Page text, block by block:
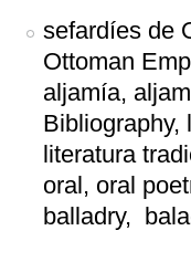
sefardíes de
Ottoman
aljamía,
Bibliography,
literatura
oral, oral
balladry,